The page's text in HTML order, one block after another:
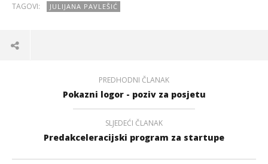
TAGOVI: JULIJANA PAVLEŠIĆ
PREDHODNI ČLANAK
Pokazni logor - poziv za posjetu
SLJEDEĆI ČLANAK
Predakceleracijski program za startupe